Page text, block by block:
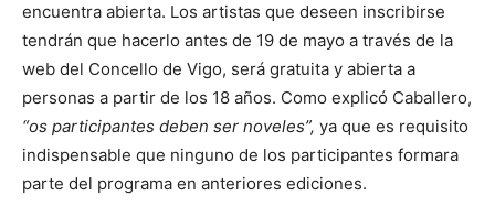
encuentra abierta. Los artistas que deseen inscribirse
tendrán que hacerlo antes de 19 de mayo a través de la
web del Concello de Vigo, será gratuita y abierta a
personas a partir de los 18 años. Como explicó Caballero,
“os participantes deben ser noveles”, ya que es requisito
indispensable que ninguno de los participantes formara
parte del programa en anteriores ediciones.